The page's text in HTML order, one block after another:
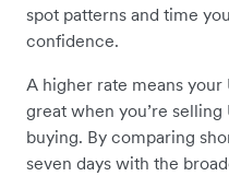
spot patterns and time
confidence.
A higher rate means
great when you’re
buying. By comparing
seven days with the